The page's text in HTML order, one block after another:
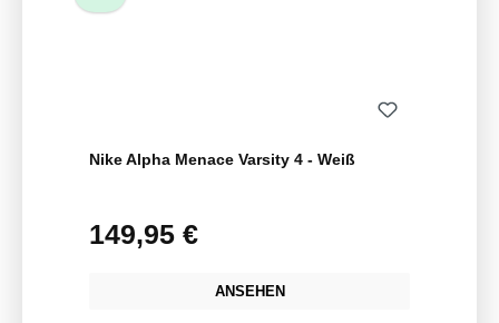
Nike Alpha Menace Varsity 4 - Weiß
Regulärer Preis:
149,95 €
ANSEHEN